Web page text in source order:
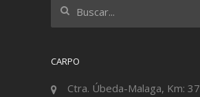
CARPO
Ctra. Úbeda-Malaga, Km: 37